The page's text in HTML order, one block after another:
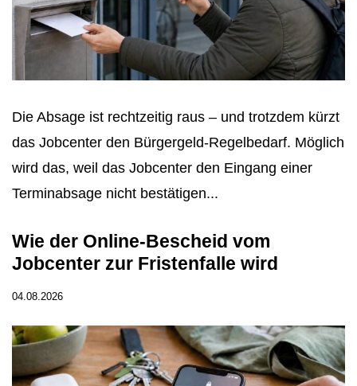
Die Absage ist rechtzeitig raus – und trotzdem kürzt
das Jobcenter den Bürgergeld-Regelbedarf. Möglich
wird das, weil das Jobcenter den Eingang einer
Terminabsage nicht bestätigen...
Wie der Online-Bescheid vom
Jobcenter zur Fristenfalle wird
04.08.2026